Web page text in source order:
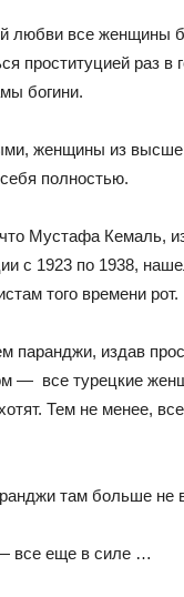
любви все женщины
проституцией раз в
богини.
женщины из
полностью.
Мустафa Кемаль,
с 1923 по 1938,
того времени рот.
паранджи, издав
— все турецкие
Тем не менее,
там больше не
все еще в силе …